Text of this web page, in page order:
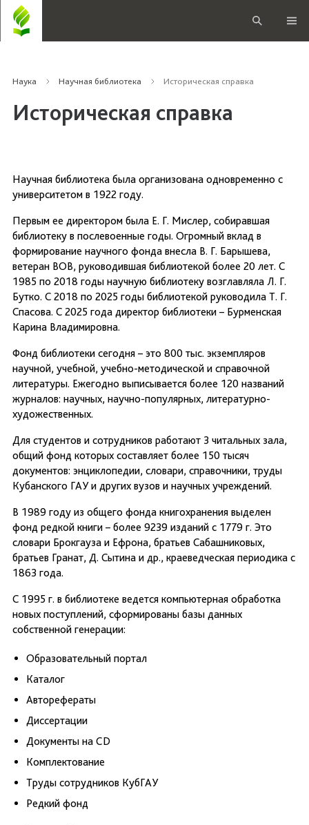
Наука Научная библиотека Историческая справка
Историческая справка
Научная библиотека была организована одновременно с
университетом в 1922 году.
Первым ее директором была Е. Г. Мислер, собиравшая
библиотеку в послевоенные годы. Огромный вклад в
формирование научного фонда внесла В. Г. Барышева,
ветеран ВОВ, руководившая библиотекой более 20 лет. С
1985 по 2018 годы научную библиотеку возглавляла Л. Г.
Бутко. С 2018 по 2025 годы библиотекой руководила Т. Г.
Спасова. С 2025 года директор библиотеки – Бурменская
Карина Владимировна.
Фонд библиотеки сегодня – это 800 тыс. экземпляров
научной, учебной, учебно-методической и справочной
литературы. Ежегодно выписывается более 120 названий
журналов: научных, научно-популярных, литературно-
художественных.
Для студентов и сотрудников работают 3 читальных зала,
общий фонд которых составляет более 150 тысяч
документов: энциклопедии, словари, справочники, труды
Кубанского ГАУ и других вузов и научных учреждений.
В 1989 году из общего фонда книгохранения выделен
фонд редкой книги – более 9239 изданий с 1779 г. Это
словари Брокгауза и Ефрона, братьев Сабашниковых,
братьев Гранат, Д. Сытина и др., краеведческая периодика с
1863 года.
С 1995 г. в библиотеке ведется компьютерная обработка
новых поступлений, сформированы базы данных
собственной генерации:
Образовательный портал
Каталог
Авторефераты
Диссертации
Документы на CD
Комплектование
Труды сотрудников КубГАУ
Редкий фонд